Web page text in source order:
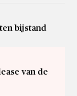
bijstand
van de